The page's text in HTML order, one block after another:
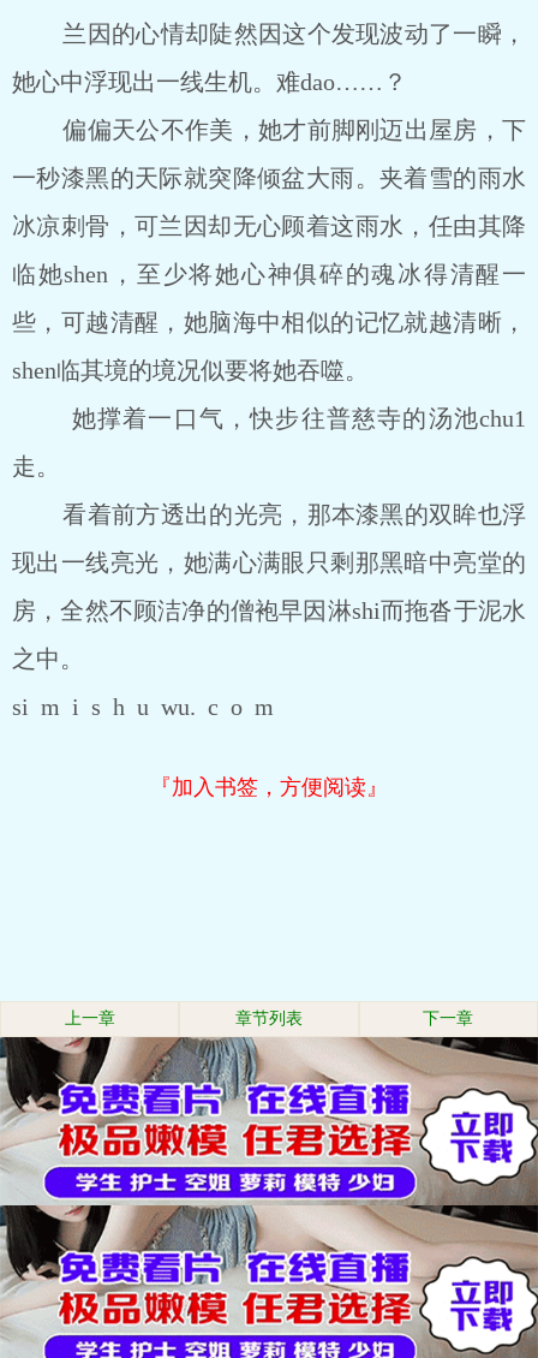
兰因的心情却陡然因这个发现波动了一瞬，
她心中浮现出一线生机。难dao……？
偏偏天公不作美，她才前脚刚迈出屋房，下
一秒漆黑的天际就突降倾盆大雨。夹着雪的雨水
冰凉刺骨，可兰因却无心顾着这雨水，任由其降
临她shen，至少将她心神俱碎的魂冰得清醒一
些，可越清醒，她脑海中相似的记忆就越清晰，
shen临其境的境况似要将她吞噬。
她撑着一口气，快步往普慈寺的汤池chu1
走。
看着前方透出的光亮，那本漆黑的双眸也浮
现出一线亮光，她满心满眼只剩那黑暗中亮堂的
房，全然不顾洁净的僧袍早因淋shi而拖沓于泥水
之中。
si m i s h u wu. c o m
『加入书签，方便阅读』
上一章 章节列表 下一章